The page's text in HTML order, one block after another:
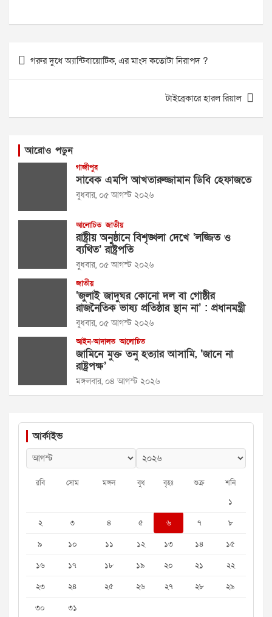
Post
navigation
গরুর দুধে অ্যান্টিবায়োটিক, এর মাংস কতোটা নিরাপদ ?
টাইব্রেকারে হারল রিয়াল
আরোও পড়ুন
গাজীপুর
সাবেক এমপি আখতারুজ্জামান ডিবি হেফাজতে
বুধবার, ০৫ আগস্ট ২০২৬
আলোচিত জাতীয়
রাষ্ট্রীয় অনুষ্ঠানে বিশৃঙ্খলা দেখে ‘লজ্জিত ও
ব্যথিত’ রাষ্ট্রপতি
বুধবার, ০৫ আগস্ট ২০২৬
জাতীয়
‘জুলাই জাদুঘর কোনো দল বা গোষ্ঠীর
রাজনৈতিক ভাষ্য প্রতিষ্ঠার স্থান না’ : প্রধানমন্ত্রী
বুধবার, ০৫ আগস্ট ২০২৬
আইন-আদালত আলোচিত
জামিনে মুক্ত তনু হত্যার আসামি, ‘জানে না
রাষ্ট্রপক্ষ’
মঙ্গলবার, ০৪ আগস্ট ২০২৬
আর্কাইভ
রবি সোম মঙ্গল বুধ বৃহঃ শুক্র শনি
১
২
৩ ৪ ৫ ৬ ৭
৮
৯
১০ ১১ ১২ ১৩ ১৪
১৫
১৬
১৭ ১৮ ১৯ ২০ ২১
২২
২৩
২৪ ২৫ ২৬ ২৭ ২৮
২৯
৩০
৩১